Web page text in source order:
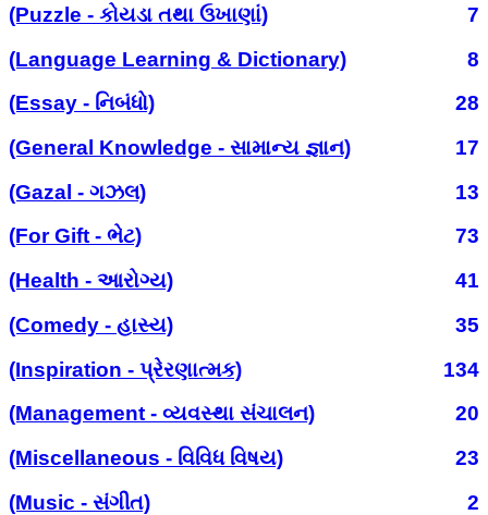
(Puzzle - કોયડા તથા ઉખાણાં)
7
(Language Learning & Dictionary)
8
(Essay - નિબંધો)
28
(General Knowledge - સામાન્ય જ્ઞાન)
17
(Gazal - ગઝલ)
13
(For Gift - ભેટ)
73
(Health - આરોગ્ય)
41
(Comedy - હાસ્ય)
35
(Inspiration - પ્રેરણાત્મક)
134
(Management - વ્યવસ્થા સંચાલન)
20
(Miscellaneous - વિવિધ વિષય)
23
(Music - સંગીત)
2